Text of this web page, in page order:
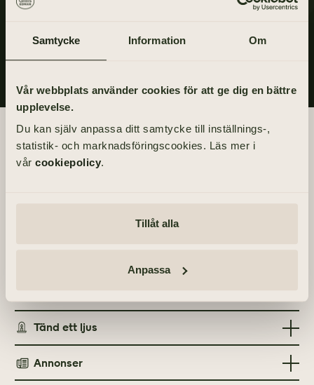
Samtycke Information Om
Vår webbplats använder cookies för att ge dig en bättre
upplevelse.
Du kan själv anpassa ditt samtycke till inställnings-,
statistik- och marknadsföringscookies. Läs mer i
vår cookiepolicy.
Tillåt alla
Anpassa
Begravningsdagen
BEGRAVNING
Lundbygatan 2, 418 76 Göteborg
Tänd ett ljus
TÄND ETT LJUS
Annonser